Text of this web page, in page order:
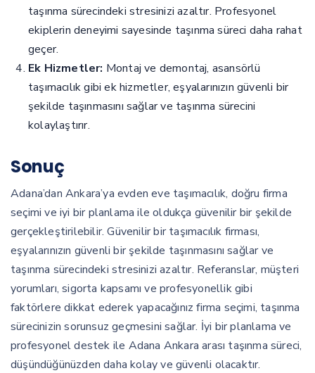
taşınma sürecindeki stresinizi azaltır. Profesyonel
ekiplerin deneyimi sayesinde taşınma süreci daha rahat
geçer.
Ek Hizmetler: Montaj ve demontaj, asansörlü
taşımacılık gibi ek hizmetler, eşyalarınızın güvenli bir
şekilde taşınmasını sağlar ve taşınma sürecini
kolaylaştırır.
Sonuç
Adana’dan Ankara’ya evden eve taşımacılık, doğru firma
seçimi ve iyi bir planlama ile oldukça güvenilir bir şekilde
gerçekleştirilebilir. Güvenilir bir taşımacılık firması,
eşyalarınızın güvenli bir şekilde taşınmasını sağlar ve
taşınma sürecindeki stresinizi azaltır. Referanslar, müşteri
yorumları, sigorta kapsamı ve profesyonellik gibi
faktörlere dikkat ederek yapacağınız firma seçimi, taşınma
sürecinizin sorunsuz geçmesini sağlar. İyi bir planlama ve
profesyonel destek ile Adana Ankara arası taşınma süreci,
düşündüğünüzden daha kolay ve güvenli olacaktır.